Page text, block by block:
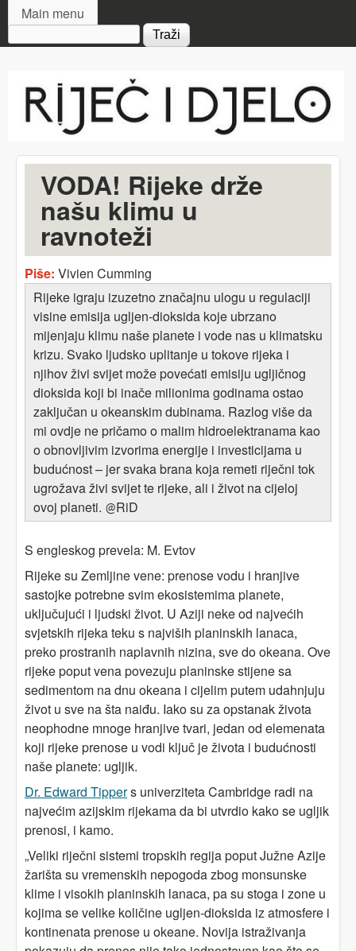
MAIN MENU
Main menu
Search form
i djelo
VODA! Rijeke drže
našu klimu u
ravnoteži
Piše: Vivien Cumming
Rijeke igraju izuzetno značajnu ulogu u regulaciji
visine emisija ugljen-dioksida koje ubrzano
mijenjaju klimu naše planete i vode nas u klimatsku
krizu. Svako ljudsko uplitanje u tokove rijeka i
njihov živi svijet može povećati emisiju ugljičnog
dioksida koji bi inače milionima godinama ostao
zaključan u okeanskim dubinama. Razlog više da
mi ovdje ne pričamo o malim hidroelektranama kao
o obnovljivim izvorima energije i investicijama u
budućnost – jer svaka brana koja remeti riječni tok
ugrožava živi svijet te rijeke, ali i život na cijeloj
ovoj planeti. @RiD
S engleskog prevela: M. Evtov
Rijeke su Zemljine vene: prenose vodu i hranjive
sastojke potrebne svim ekosistemima planete,
uključujući i ljudski život. U Aziji neke od najvećih
svjetskih rijeka teku s najviših planinskih lanaca,
preko prostranih naplavnih nizina, sve do okeana. Ove
rijeke poput vena povezuju planinske stijene sa
sedimentom na dnu okeana i cijelim putem udahnjuju
život u sve na šta naiđu. Iako su za opstanak života
neophodne mnoge hranjive tvari, jedan od elemenata
koji rijeke prenose u vodi ključ je života i budućnosti
naše planete: ugljik.
Dr. Edward Tippers univerziteta Cambridge radi na
najvećim azijskim rijekama da bi utvrdio kako se ugljik
prenosi, i kamo.
„Veliki riječni sistemi tropskih regija poput Južne Azije
žarišta su vremenskih nepogoda zbog monsunske
klime i visokih planinskih lanaca, pa su stoga i zone u
kojima se velike količine ugljen-dioksida iz atmosfere i
kontinenata prenose u okeane. Novija istraživanja